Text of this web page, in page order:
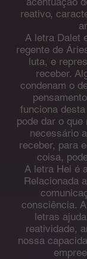
reativo,
A letra Dalet
regente de
luta, e
receber.
condenam o
funciona
pode dar o
necessário
receber, para
coisa,
A letra Hei é
Relacionada
consciência.
letras
reatividade,
nossa